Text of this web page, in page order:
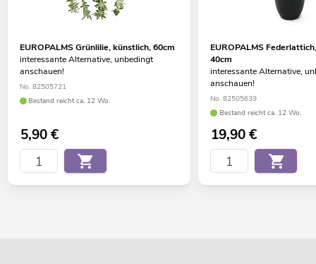
EUROPALMS Grünlilie, künstlich, 60cm
interessante Alternative, unbedingt
anschauen!
No. 82505721
Bestand reicht ca. 12 Wo.
5,90€
EUROPALMS
40cm
interessante Alternative,
anschauen!
No. 82505639
Bestand reicht ca. 12 Wo.
19,90€